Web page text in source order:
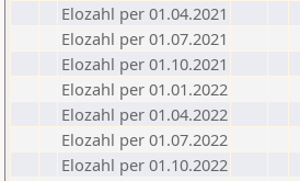
Elozahl per 01.04.2021
Elozahl per 01.07.2021
Elozahl per 01.10.2021
Elozahl per 01.01.2022
Elozahl per 01.04.2022
Elozahl per 01.07.2022
Elozahl per 01.10.2022